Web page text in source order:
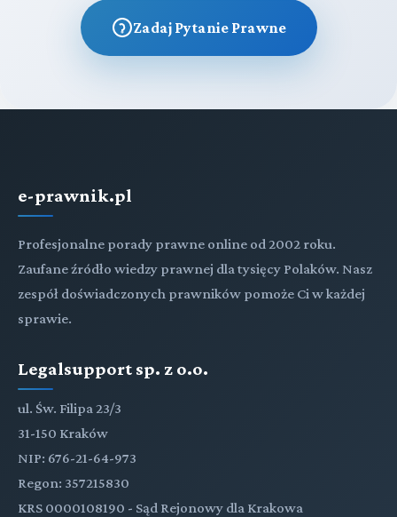
Zadaj Pytanie Prawne
e-prawnik.pl
Profesjonalne porady prawne online od 2002 roku.
Zaufane źródło wiedzy prawnej dla tysięcy Polaków. Nasz
zespół doświadczonych prawników pomoże Ci w każdej
sprawie.
Legalsupport sp. z o.o.
ul. Św. Filipa 23/3
31-150 Kraków
NIP: 676-21-64-973
Regon: 357215830
KRS 0000108190 - Sąd Rejonowy dla Krakowa